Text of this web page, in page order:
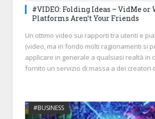
#VIDEO: Folding Ideas – VidMe or
Platforms Aren’t Your Friends
Un ottimo video sui rapporti tra utenti e
(video, ma in fondo molti ragionamenti si
applicare in generale a qualsiasi realtà in
fornito un servizio di massa a dei creatori
#BUSINESS